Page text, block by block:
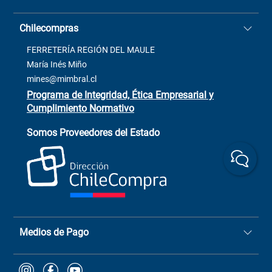
Términos y condiciones
Contacto
Venta Terreno
Trabaja con Nosotros
+56 9 6779 0465
+(73) 256
ChileCompras
+56 9 9888 9549
Casa Matriz: Avenida Chorrillos
2137 San Javier, Fono (73)
Chilecompras
FERRETERÍA REGIÓN DEL MAULE
María Inés Miño
mines@mimbral.cl
Programa de Integridad, Ética Empresarial y
Cumplimiento Normativo
Somos Proveedores del Estado
Medios de Pago